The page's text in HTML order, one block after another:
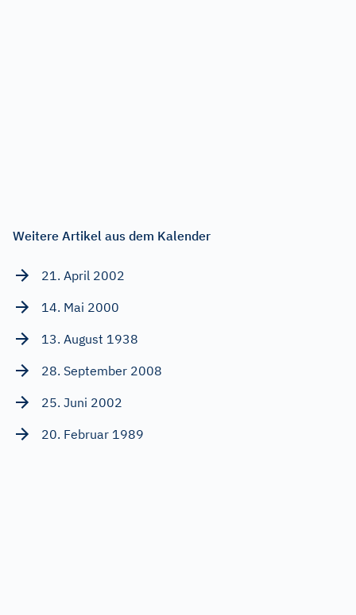
Weitere Artikel aus dem Kalender
21. April 2002
14. Mai 2000
13. August 1938
28. September 2008
25. Juni 2002
20. Februar 1989